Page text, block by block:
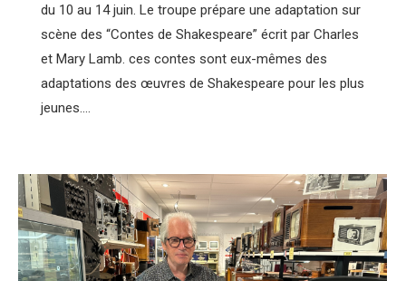
du 10 au 14 juin. Le troupe prépare une adaptation sur
scène des “Contes de Shakespeare” écrit par Charles
et Mary Lamb. ces contes sont eux-mêmes des
adaptations des œuvres de Shakespeare pour les plus
jeunes.…